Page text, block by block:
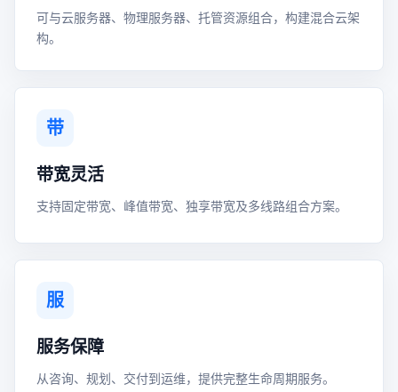
可与云服务器、物理服务器、托管资源组合，构建混合云架
构。
带
带宽灵活
支持固定带宽、峰值带宽、独享带宽及多线路组合方案。
服
服务保障
从咨询、规划、交付到运维，提供完整生命周期服务。